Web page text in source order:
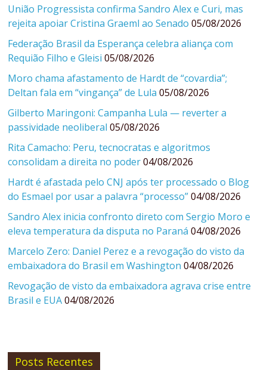
União Progressista confirma Sandro Alex e Curi, mas
rejeita apoiar Cristina Graeml ao Senado 05/08/2026
Federação Brasil da Esperança celebra aliança com
Requião Filho e Gleisi 05/08/2026
Moro chama afastamento de Hardt de “covardia”;
Deltan fala em “vingança” de Lula 05/08/2026
Gilberto Maringoni: Campanha Lula — reverter a
passividade neoliberal 05/08/2026
Rita Camacho: Peru, tecnocratas e algoritmos
consolidam a direita no poder 04/08/2026
Hardt é afastada pelo CNJ após ter processado o Blog
do Esmael por usar a palavra “processo” 04/08/2026
Sandro Alex inicia confronto direto com Sergio Moro e
eleva temperatura da disputa no Paraná 04/08/2026
Marcelo Zero: Daniel Perez e a revogação do visto da
embaixadora do Brasil em Washington 04/08/2026
Revogação de visto da embaixadora agrava crise entre
Brasil e EUA 04/08/2026
Posts Recentes